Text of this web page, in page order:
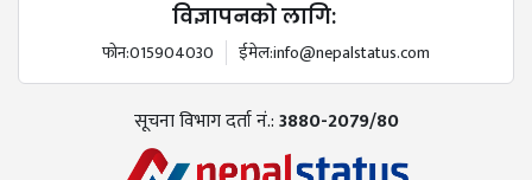
विज्ञापनको लागि:
फोन:015904030 ईमेल:info@nepalstatus.com
सूचना विभाग दर्ता नं.:3880-2079/80